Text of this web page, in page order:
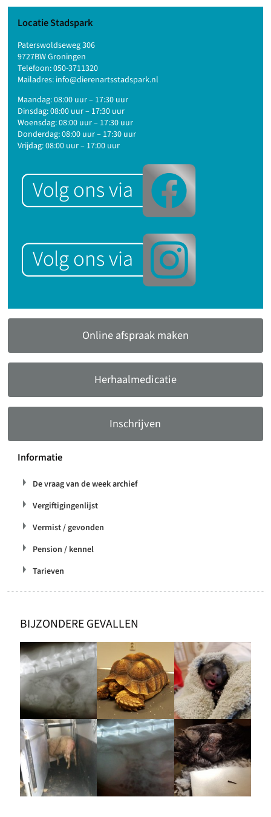
Locatie Stadspark
Paterswoldseweg 306
9727BW Groningen
Telefoon:050-3711320
Mailadres: info@dierenartsstadspark.nl
Maandag: 08:00 uur – 17:30 uur
Dinsdag: 08:00 uur – 17:30 uur
Woensdag: 08:00 uur – 17:30 uur
Donderdag: 08:00 uur – 17:30 uur
Vrijdag: 08:00 uur – 17:00 uur
Online afspraak maken
Herhaalmedicatie
Inschrijven
Informatie
De vraag van de week archief
Vergiftigingenlijst
Vermist / gevonden
Pension / kennel
Tarieven
BIJZONDERE GEVALLEN